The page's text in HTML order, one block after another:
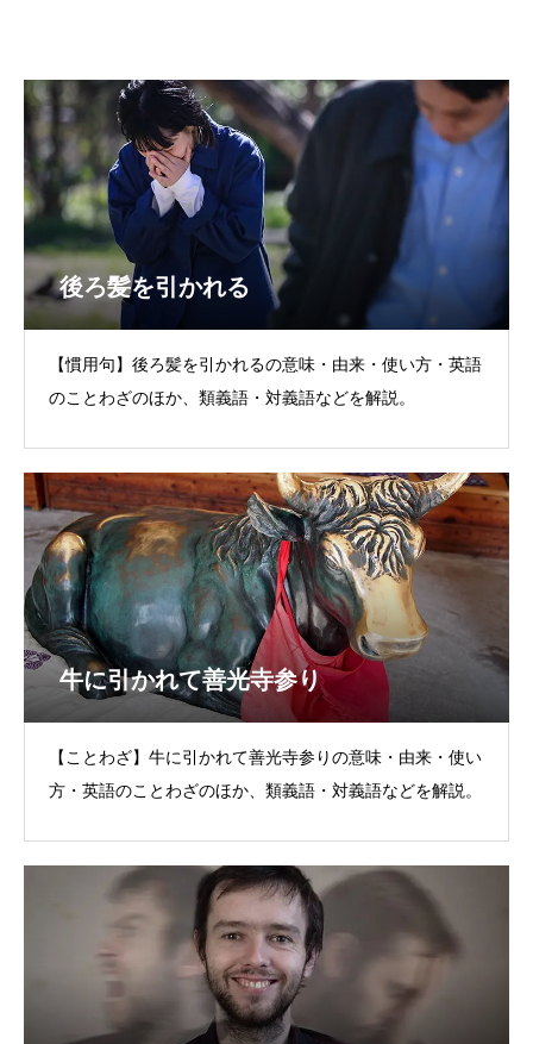
後ろ髪を引かれる
【慣用句】後ろ髪を引かれるの意味・由来・使い方・英語
のことわざのほか、類義語・対義語などを解説。
牛に引かれて善光寺参り
【ことわざ】牛に引かれて善光寺参りの意味・由来・使い
方・英語のことわざのほか、類義語・対義語などを解説。